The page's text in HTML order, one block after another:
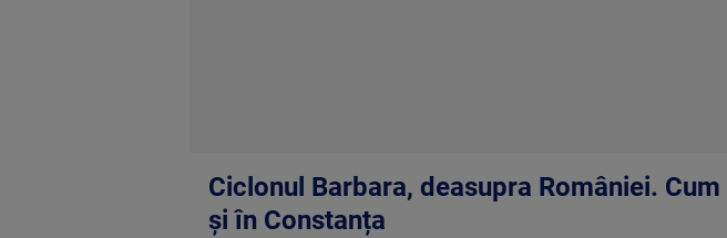
Ciclonul Barbara, deasupra României.
și în Constanța